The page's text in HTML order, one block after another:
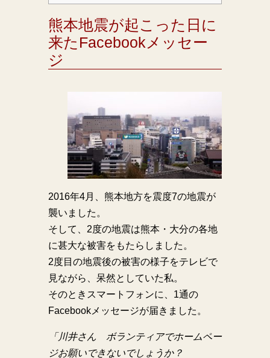
熊本地震が起こった日に
来たFacebookメッセー
ジ
2016年4月、熊本地方を震度7の地震が
襲いました。
そして、2度の地震は熊本・大分の各地
に甚大な被害をもたらしました。
2度目の地震後の被害の様子をテレビで
見ながら、呆然としていた私。
そのときスマートフォンに、1通の
Facebookメッセージが届きました。
「川井さん ボランティアでホームペー
ジお願いできないでしょうか？